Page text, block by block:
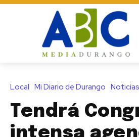
Local Mi Diario de Durango Noticias
Tendrá
intensa